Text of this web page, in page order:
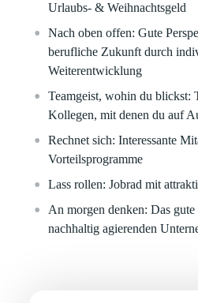
Urlaubs- & Weihnachtsgeld
Nach oben offen:Gute
berufliche Zukunft durch
Weiterentwicklung
Teamgeist, wohin du blickst:
Kollegen, mit denen du auf
Rechnet sich:Interessante
Vorteilsprogramme
Lass rollen:Jobrad mit
An morgen denken:Das
nachhaltig agierenden